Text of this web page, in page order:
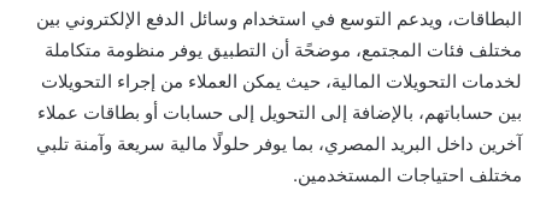
البطاقات، ويدعم التوسع في استخدام وسائل الدفع الإلكتروني بين
مختلف فئات المجتمع، موضحًة أن التطبيق يوفر منظومة متكاملة
لخدمات التحويلات المالية، حيث يمكن العملاء من إجراء التحويلات
بين حساباتهم، بالإضافة إلى التحويل إلى حسابات أو بطاقات عملاء
آخرين داخل البريد المصري، بما يوفر حلولًا مالية سريعة وآمنة تلبي
مختلف احتياجات المستخدمين.